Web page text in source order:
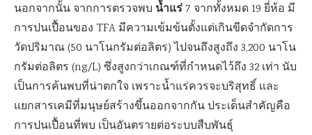
นอกจากนั้น จากการตรวจพบ น้ำแร่ 7 จากทั้งหมด 19 ยี่ห้อ มี
การปนเปื้อนของ TFA มีความเข้มข้นตั้งแต่เกินขีดจำกัดการ
วัดปริมาณ (50 นาโนกรัมต่อลิตร) ไปจนถึงสูงถึง 3,200 นาโน
กรัมต่อลิตร (ng/L) ซึ่งสูงกว่าเกณฑ์ที่กำหนดไว้ถึง 32 เท่า นับ
เป็นการค้นพบที่น่าตกใจ เพราะน้ำแร่ควรจะบริสุทธิ์ และ
แยกสารเคมีที่มนุษย์สร้างขึ้นออกจากกัน ประเด็นสำคัญคือ
การปนเปื้อนที่พบ เป็นอันตรายต่อระบบสืบพันธุ์